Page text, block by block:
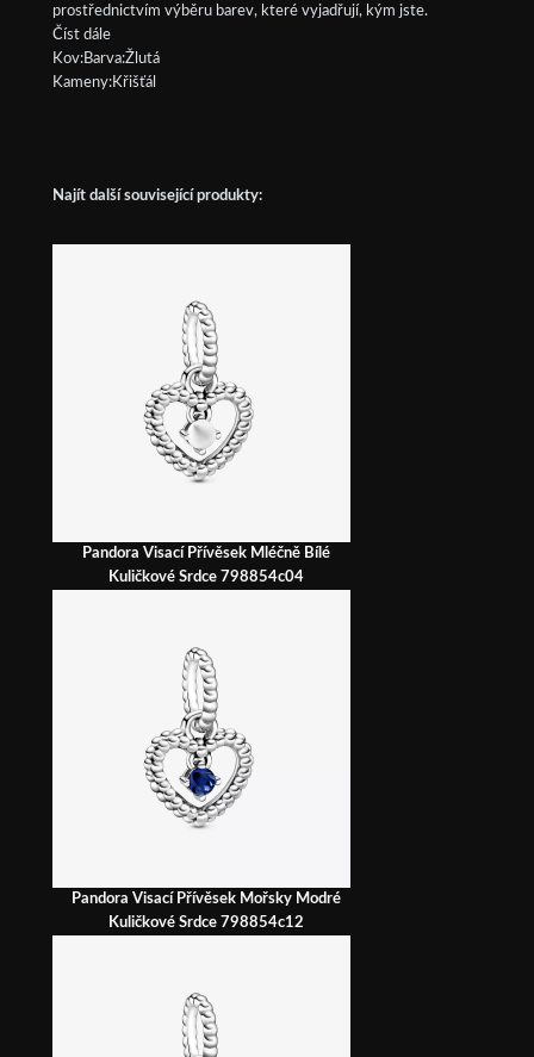
prostřednictvím výběru barev, které vyjadřují, kým jste.
Číst dále
Kov:Barva:Žlutá
Kameny:Křišťál
Najít další související produkty:
Pandora Visací Přívěsek Mléčně Bílé
Kuličkové Srdce 798854c04
Pandora Visací Přívěsek Mořsky Modré
Kuličkové Srdce 798854c12